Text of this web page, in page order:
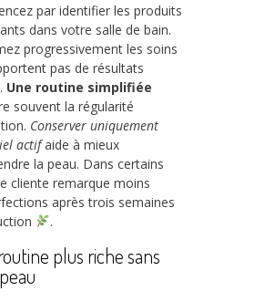
par identifier les produits
dans votre salle de bain.
progressivement les soins
pas de résultats
Une routine simplifiée
souvent la régularité
Conserver uniquement
actifaide à mieux
la peau. Dans certains
cliente remarque moins
après trois semaines
.
plus riche sans